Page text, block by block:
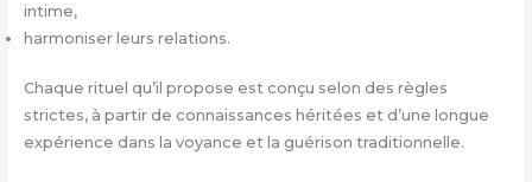
intime,
harmoniser leurs relations.
Chaque rituel qu’il propose est conçu selon des règles
strictes, à partir de connaissances héritées et d’une longue
expérience dans la voyance et la guérison traditionnelle.